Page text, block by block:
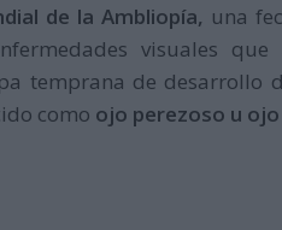
de la Ambliopía, una
visuales
temprana de desarrollo
como ojo perezoso u